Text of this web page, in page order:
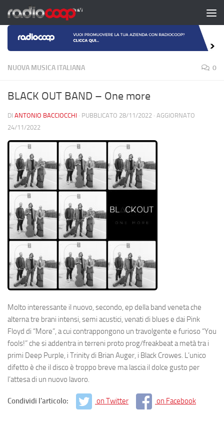
Salta al contenuto
NUOVA MUSICA ITALIANA 0
BLACK OUT BAND – One more
DI ANTONIO BACCIOCCHI · PUBBLICATO 28/11/2022 · AGGIORNATO
24/11/2022
Molto interessante il nuovo, secondo, ep della band veneta che
alterna tre brani intensi, semi acustici, venati di blues e dai Pink
Floyd di “More”, a cui contrappongono un travolgente e furioso “You
fools!” che si addentra in terreni proto prog/freakbeat a metà tra i
primi Deep Purple, i Trinity di Brian Auger, i Black Crowes. L’unico
difetto è che il disco è troppo breve ma lascia il dolce gusto per
l’attesa di un nuovo lavoro.
Condividi l'articolo: on Twitter on Facebook